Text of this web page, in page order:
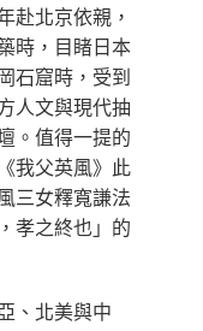
赴北京依親，
時，目睹日本
石窟時，受到
人文與現代抽
。值得一提的
我父英風》此
三女釋寬謙法
孝之終也」的
、北美與中